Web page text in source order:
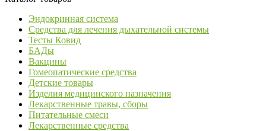
Эндокринная система
Средства для лечения дыхательной системы
Тесты Ковид
БАДы
Вакцины
Гомеопатические средства
Детские товары
Изделия медицинского назначения
Лекарственные травы, сборы
Питательные смеси
Лекарственные средства